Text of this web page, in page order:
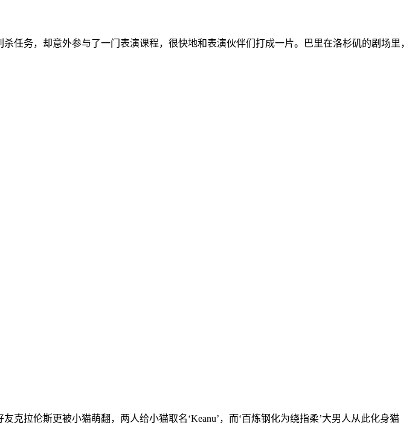
任务，却意外参与了一门表演课程，很快地和表演伙伴们打成一片。巴里在洛杉矶的剧场里，
拉伦斯更被小猫萌翻，两人给小猫取名‘Keanu’，而‘百炼钢化为绕指柔’大男人从此化身猫